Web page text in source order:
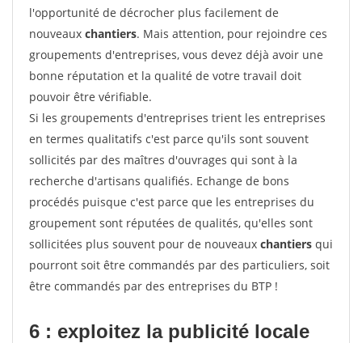
l'opportunité de décrocher plus facilement de
nouveaux chantiers. Mais attention, pour rejoindre ces
groupements d'entreprises, vous devez déjà avoir une
bonne réputation et la qualité de votre travail doit
pouvoir être vérifiable.
Si les groupements d'entreprises trient les entreprises
en termes qualitatifs c'est parce qu'ils sont souvent
sollicités par des maîtres d'ouvrages qui sont à la
recherche d'artisans qualifiés. Echange de bons
procédés puisque c'est parce que les entreprises du
groupement sont réputées de qualités, qu'elles sont
sollicitées plus souvent pour de nouveaux chantiers qui
pourront soit être commandés par des particuliers, soit
être commandés par des entreprises du BTP !
6 : exploitez la publicité locale